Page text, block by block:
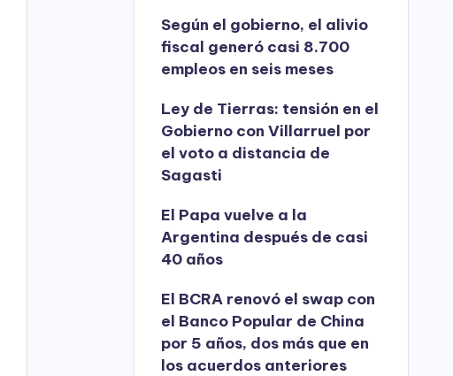
Según el gobierno, el alivio
fiscal generó casi 8.700
empleos en seis meses
Ley de Tierras: tensión en el
Gobierno con Villarruel por
el voto a distancia de
Sagasti
El Papa vuelve a la
Argentina después de casi
40 años
El BCRA renovó el swap con
el Banco Popular de China
por 5 años, dos más que en
los acuerdos anteriores